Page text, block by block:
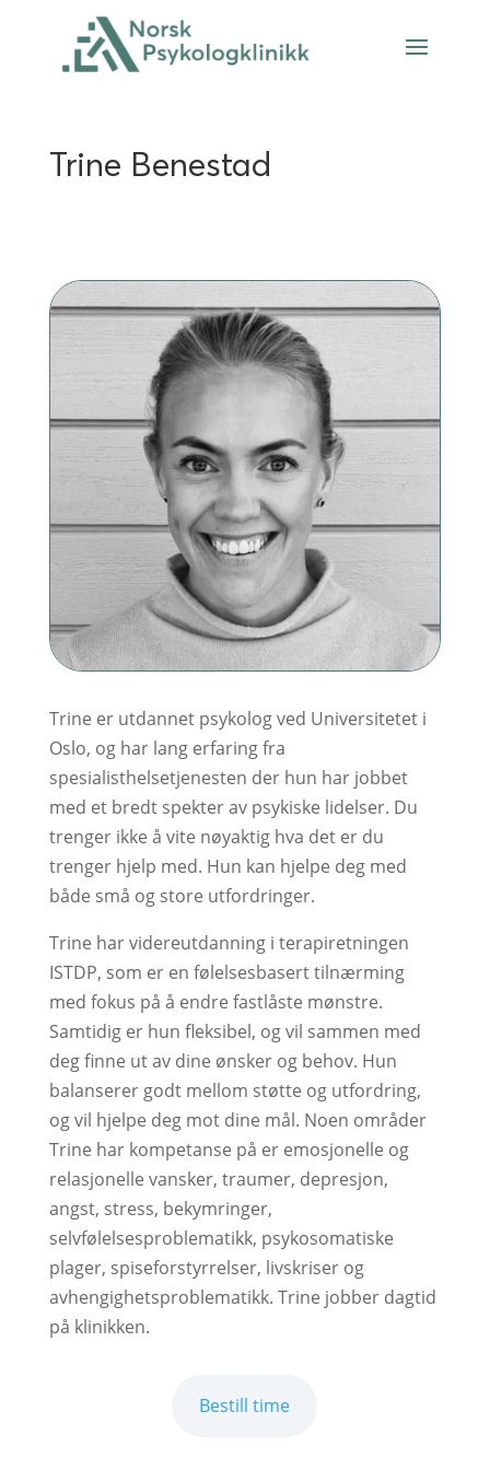
Trine Benestad
Trine er utdannet psykolog ved Universitetet i
Oslo, og har lang erfaring fra
spesialisthelsetjenesten der hun har jobbet
med et bredt spekter av psykiske lidelser. Du
trenger ikke å vite nøyaktig hva det er du
trenger hjelp med. Hun kan hjelpe deg med
både små og store utfordringer.
Trine har videreutdanning i terapiretningen
ISTDP, som er en følelsesbasert tilnærming
med fokus på å endre fastlåste mønstre.
Samtidig er hun fleksibel, og vil sammen med
deg finne ut av dine ønsker og behov. Hun
balanserer godt mellom støtte og utfordring,
og vil hjelpe deg mot dine mål. Noen områder
Trine har kompetanse på er emosjonelle og
relasjonelle vansker, traumer, depresjon,
angst, stress, bekymringer,
selvfølelsesproblematikk, psykosomatiske
plager, spiseforstyrrelser, livskriser og
avhengighetsproblematikk. Trine jobber dagtid
på klinikken.
Bestill time